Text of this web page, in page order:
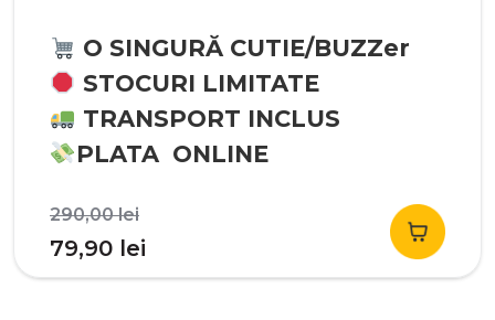
O SINGURĂ CUTIE/BUZZer
STOCURI LIMITATE
TRANSPORT INCLUS
PLATA ONLINE
290,00leiPrețul
inițial
a
79,90 lei
curent